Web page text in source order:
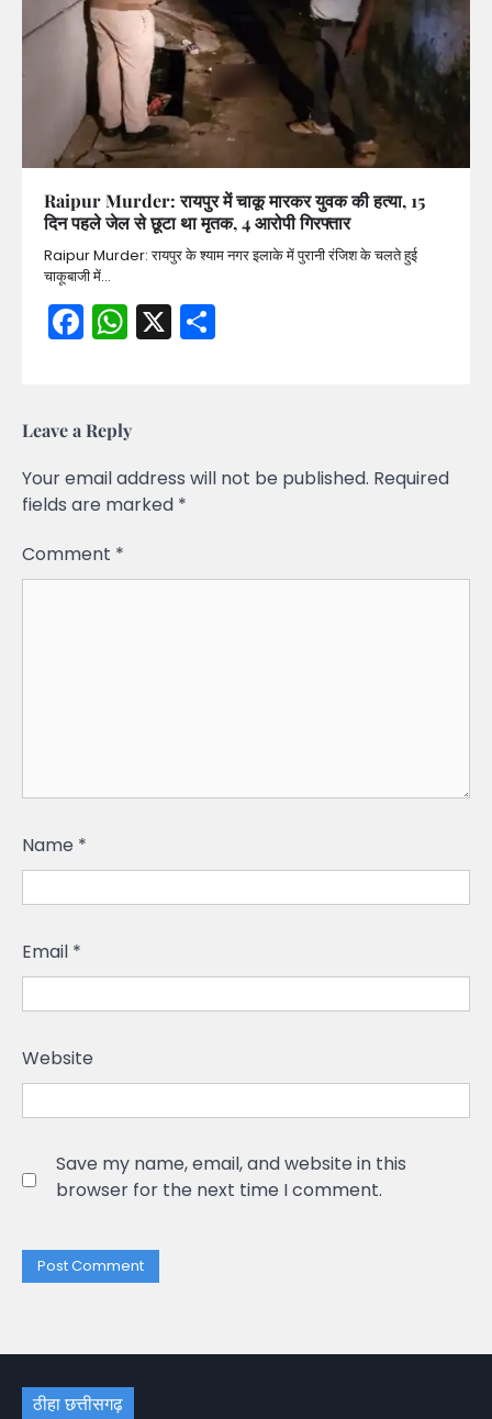
Raipur Murder: रायपुर में चाकू मारकर युवक की हत्या, 15
दिन पहले जेल से छूटा था मृतक, 4 आरोपी गिरफ्तार
Raipur Murder: रायपुर के श्याम नगर इलाके में पुरानी रंजिश के चलते हुई
चाकूबाजी में…
Facebook
WhatsApp
X
Leave a Reply
Your email address will not be published. Required
fields are marked *
Comment *
Name *
Email *
Website
Save my name, email, and website in this
browser for the next time I comment.
ठीहा छत्तीसगढ़